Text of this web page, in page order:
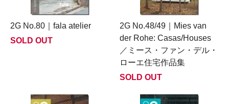
2G No.80｜fala atelier
SOLD OUT
2G No.48/49｜Mies van
der Rohe: Casas/Houses
／ミース・ファン・デル・
ローエ住宅作品集
SOLD OUT